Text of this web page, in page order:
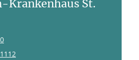
Krankenhaus St.